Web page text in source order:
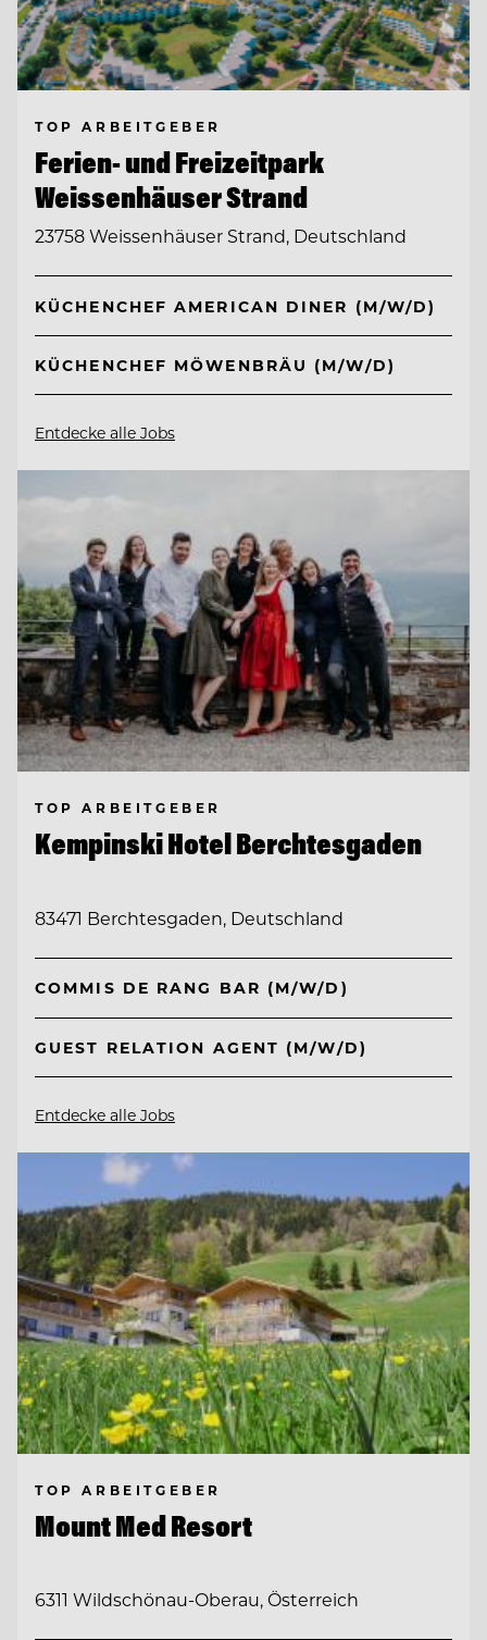
TOP ARBEITGEBER
Ferien- und Freizeitpark
Weissenhäuser Strand
23758 Weissenhäuser Strand, Deutschland
KÜCHENCHEF AMERICAN DINER (M/W/D)
KÜCHENCHEF MÖWENBRÄU (M/W/D)
Entdecke alle Jobs
TOP ARBEITGEBER
Kempinski Hotel Berchtesgaden
83471 Berchtesgaden, Deutschland
COMMIS DE RANG BAR (M/W/D)
GUEST RELATION AGENT (M/W/D)
Entdecke alle Jobs
TOP ARBEITGEBER
Mount Med Resort
6311 Wildschönau-Oberau, Österreich